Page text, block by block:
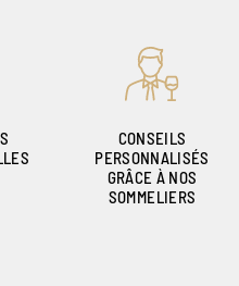
CONSEILS
PERSONNALISÉS
GRÂCE À NOS
SOMMELIERS